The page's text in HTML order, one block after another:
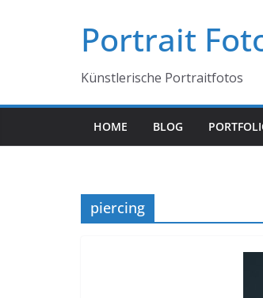
Portrait
Künstlerische Portraitfotos
HOME BLOG
piercing